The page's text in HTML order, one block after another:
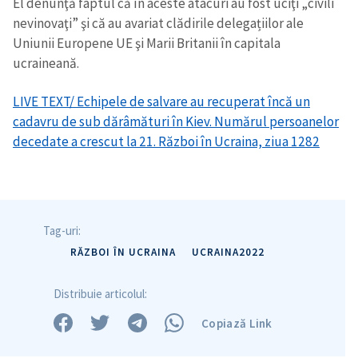
nevinovaţi” şi că au avariat clădirile delegațiilor ale
Uniunii Europene UE şi Marii Britanii în capitala
ucraineană.
LIVE TEXT/ Echipele de salvare au recuperat încă un
cadavru de sub dărâmături în Kiev. Numărul persoanelor
decedate a crescut la 21. Război în Ucraina, ziua 1282
Tag-uri:
RĂZBOI ÎN UCRAINA UCRAINA2022
Distribuie articolul:
Copiază Link
Titlu știre+ Adaugă titlu
Link media
+ Link media
CONTACT SURSĂ
Nume+ Numele meu